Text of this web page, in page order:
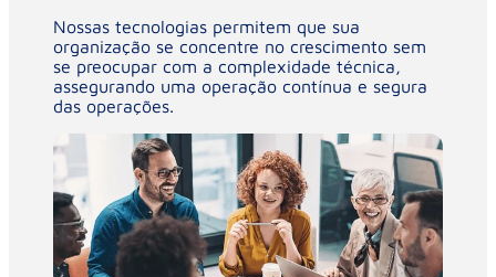
Nossas tecnologias permitem que sua
organização se concentre no crescimento sem
se preocupar com a complexidade técnica,
assegurando uma operação contínua e segura
das operações.